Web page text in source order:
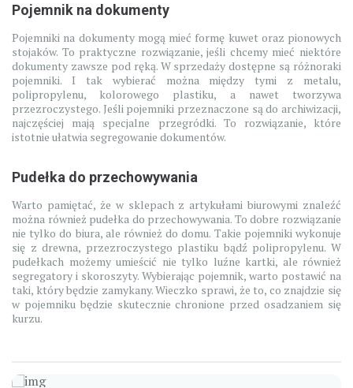
Pojemnik na dokumenty
Pojemniki na dokumenty mogą mieć formę kuwet oraz pionowych
stojaków. To praktyczne rozwiązanie, jeśli chcemy mieć niektóre
dokumenty zawsze pod ręką. W sprzedaży dostępne są różnoraki
pojemniki. I tak wybierać można między tymi z metalu,
polipropylenu, kolorowego plastiku, a nawet tworzywa
przezroczystego. Jeśli pojemniki przeznaczone są do archiwizacji,
najczęściej mają specjalne przegródki. To rozwiązanie, które
istotnie ułatwia segregowanie dokumentów.
Pudełka do przechowywania
Warto pamiętać, że w sklepach z artykułami biurowymi znaleźć
można również pudełka do przechowywania. To dobre rozwiązanie
nie tylko do biura, ale również do domu. Takie pojemniki wykonuje
się z drewna, przezroczystego plastiku bądź polipropylenu. W
pudełkach możemy umieścić nie tylko luźne kartki, ale również
segregatory i skoroszyty. Wybierając pojemnik, warto postawić na
taki, który będzie zamykany. Wieczko sprawi, że to, co znajdzie się
w pojemniku będzie skutecznie chronione przed osadzaniem się
kurzu.